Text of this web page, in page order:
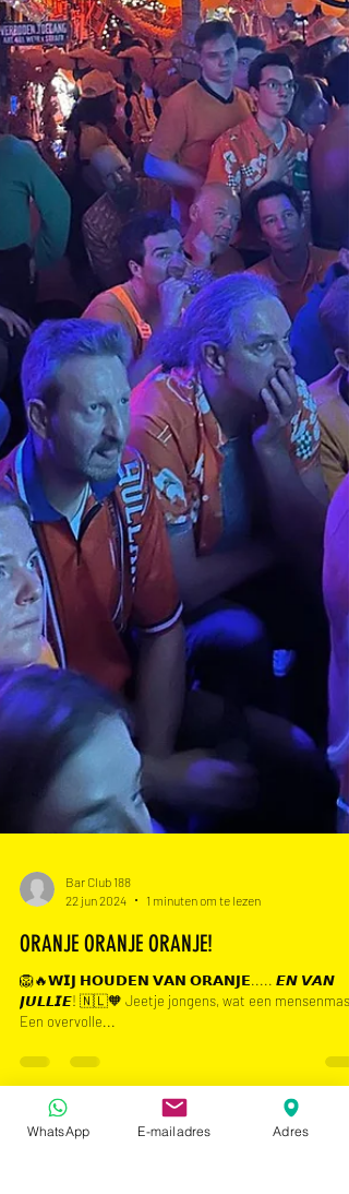
22 jun 2024
1 minuten om te lezen
ORANJE ORANJE ORANJE!
🦁🔥𝗪𝗜𝗝 𝗛𝗢𝗨𝗗𝗘𝗡 𝗩𝗔𝗡 𝗢𝗥𝗔𝗡𝗝𝗘..... 𝙀𝙉 𝙑𝘼𝙉
Een overvolle...
WhatsApp E-mailadres Adres